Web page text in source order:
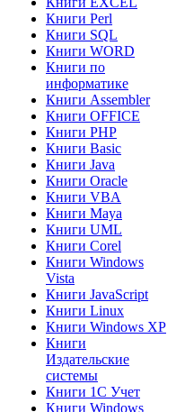
Книги Perl
Книги SQL
Книги WORD
Книги по
информатике
Книги Assembler
Книги OFFICE
Книги PHP
Книги Basic
Книги Java
Книги Oracle
Книги VBA
Книги Maya
Книги UML
Книги Corel
Книги Windows
Vista
Книги JavaScript
Книги Linux
Книги Windows XP
Книги
Издательские
системы
Книги 1C Учет
Книги Windows